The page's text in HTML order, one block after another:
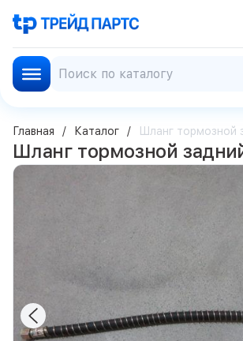
Главная Каталог Шланг тормозной
Шланг тормозной